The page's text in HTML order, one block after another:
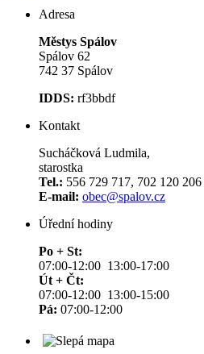
Adresa
Městys Spálov
Spálov 62
742 37 Spálov
IDDS: rf3bbdf
Kontakt
Sucháčková Ludmila,
starostka
Tel.: 556 729 717, 702 120 206
E-mail: obec@spalov.cz
Úřední hodiny
Po + St:
07:00-12:00 13:00-17:00
Út + Čt:
07:00-12:00 13:00-15:00
Pá: 07:00-12:00